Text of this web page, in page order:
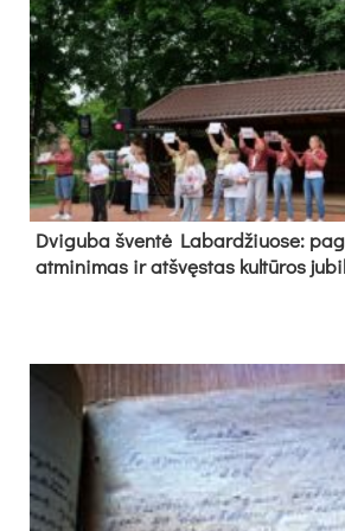
Dvi­gu­ba šven­tė La­bar­džiuo­se:
at­mi­ni­mas ir at­švęs­tas kul­tū­ros